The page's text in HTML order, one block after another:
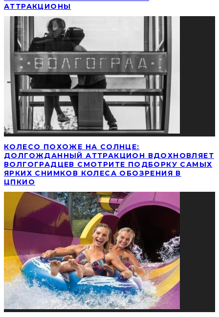
АТТРАКЦИОНЫ
КОЛЕСО ПОХОЖЕ НА СОЛНЦЕ:
ДОЛГОЖДАННЫЙ АТТРАКЦИОН ВДОХНОВЛЯЕТ
ВОЛГОГРАДЦЕВ СМОТРИТЕ ПОДБОРКУ САМЫХ
ЯРКИХ СНИМКОВ КОЛЕСА ОБОЗРЕНИЯ В
ЦПКИО